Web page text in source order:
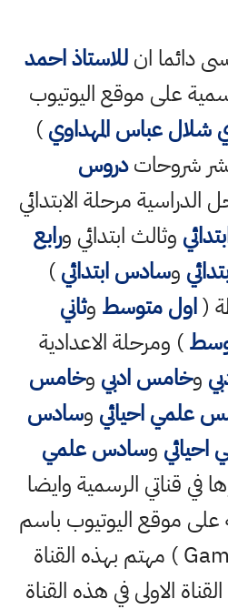
دائما انللاستاذ احمد
على موقع اليوتيوب
عباس المهداوي)
شروحاتدروس
الدراسية مرحلة الابتدائي
وثالث ابتدائي ورابع
وسادس ابتدائي)
(اول متوسط وثاني
) ومرحلة الاعدادية
وخامس ادبي وخامس
علمي احيائي وسادس
وسادس علمي
في قناتي الرسمية وايضا
على موقع اليوتيوب باسم
( احمد مهدي Gaming ) مهتم بهذه القناة
الاولى في هذه القناة